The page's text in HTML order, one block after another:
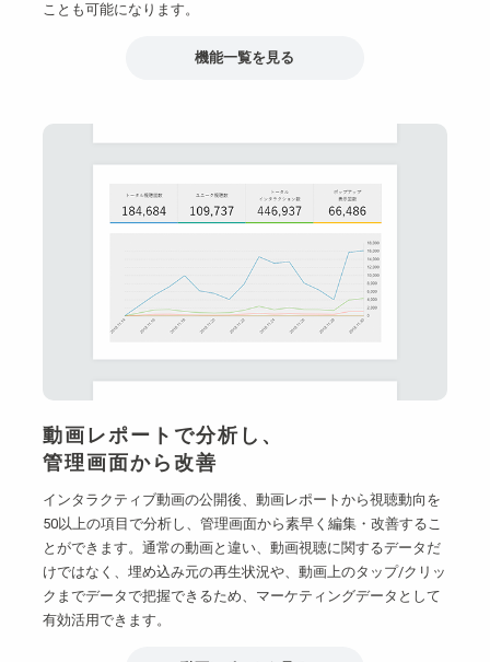
ことも可能になります。
機能一覧を見る
動画レポートで分析し、
管理画面から改善
インタラクティブ動画の公開後、動画レポートから視聴動向を
50以上の項目で分析し、管理画面から素早く編集・改善するこ
とができます。通常の動画と違い、動画視聴に関するデータだ
けではなく、埋め込み元の再生状況や、動画上のタップ/クリッ
クまでデータで把握できるため、マーケティングデータとして
有効活用できます。